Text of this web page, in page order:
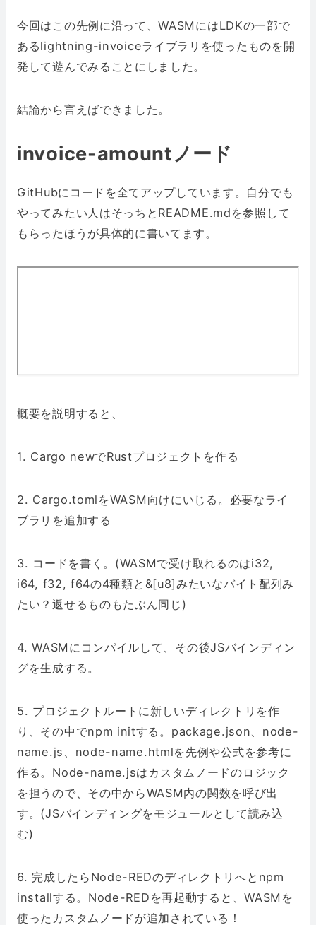
今回はこの先例に沿って、WASMにはLDKの一部で
あるlightning-invoiceライブラリを使ったものを開
発して遊んでみることにしました。
結論から言えばできました。
invoice-amountノード
GitHubにコードを全てアップしています。自分でも
やってみたい人はそっちとREADME.mdを参照して
もらったほうが具体的に書いてます。
概要を説明すると、
1. Cargo newでRustプロジェクトを作る
2. Cargo.tomlをWASM向けにいじる。必要なライ
ブラリを追加する
3. コードを書く。(WASMで受け取れるのはi32,
i64, f32, f64の4種類と&[u8]みたいなバイト配列み
たい？返せるものもたぶん同じ)
4. WASMにコンパイルして、その後JSバインディン
グを生成する。
5. プロジェクトルートに新しいディレクトリを作
り、その中でnpm initする。package.json、node-
name.js、node-name.htmlを先例や公式を参考に
作る。Node-name.jsはカスタムノードのロジック
を担うので、その中からWASM内の関数を呼び出
す。(JSバインディングをモジュールとして読み込
む)
6. 完成したらNode-REDのディレクトリへとnpm
installする。Node-REDを再起動すると、WASMを
使ったカスタムノードが追加されている！